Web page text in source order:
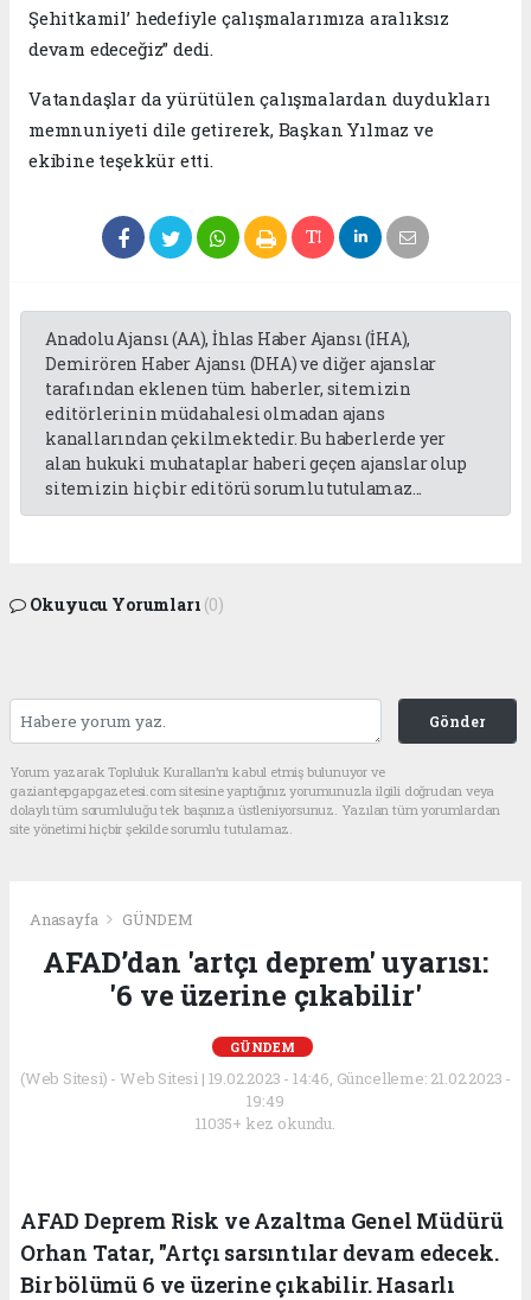
Şehitkamil’ hedefiyle çalışmalarımıza aralıksız
devam edeceğiz” dedi.
Vatandaşlar da yürütülen çalışmalardan duydukları
memnuniyeti dile getirerek, Başkan Yılmaz ve
ekibine teşekkür etti.
Anadolu Ajansı (AA), İhlas Haber Ajansı (İHA),
Demirören Haber Ajansı (DHA) ve diğer ajanslar
tarafından eklenen tüm haberler, sitemizin
editörlerinin müdahalesi olmadan ajans
kanallarından çekilmektedir. Bu haberlerde yer
alan hukuki muhataplar haberi geçen ajanslar olup
sitemizin hiç bir editörü sorumlu tutulamaz...
Okuyucu Yorumları (0)
Gönder
Yorum yazarak Topluluk Kuralları’nı kabul etmiş bulunuyor ve
gaziantepgapgazetesi.com sitesine yaptığınız yorumunuzla ilgili doğrudan veya
dolaylı tüm sorumluluğu tek başınıza üstleniyorsunuz. Yazılan tüm yorumlardan
site yönetimi hiçbir şekilde sorumlu tutulamaz.
Anasayfa GÜNDEM
AFAD’dan 'artçı deprem' uyarısı:
'6 ve üzerine çıkabilir'
GÜNDEM
(Web Sitesi) - Web Sitesi | 19.02.2023 - 14:46, Güncelleme: 21.02.2023 -
19:49
11035+ kez okundu.
AFAD Deprem Risk ve Azaltma Genel Müdürü
Orhan Tatar, "Artçı sarsıntılar devam edecek.
Bir bölümü 6 ve üzerine çıkabilir. Hasarlı